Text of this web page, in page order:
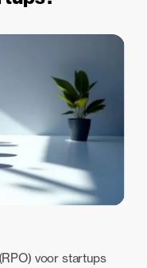
voor startups